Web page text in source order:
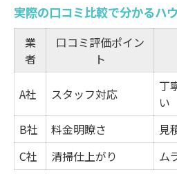
岡山おすすめ清掃サ
とめ
評判と実体験で分かるハ
力
体験談から読み解くハ
実力
岡山エリアの口コミ
ハウスクリーニング
実際の口コミ比較で分かるハ
業
者
口コミ評価ポイン
ト
A社 スタッフ対応
丁
い
B社
料金明瞭さ
見
C社
清掃仕上がり ム